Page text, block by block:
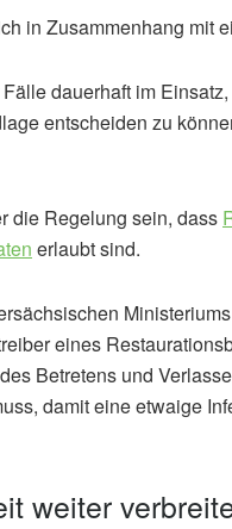
in Zusammenhang mit
dauerhaft im
entscheiden zu
die Regelung sein, dass
erlaubt sind.
eines
Betretens und
damit eine etwaige
weiter